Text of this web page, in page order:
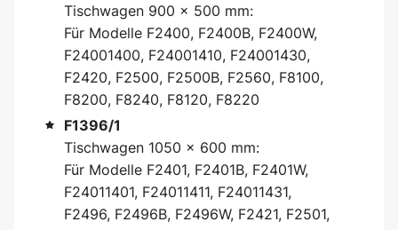
Tischwagen 900 x 500 mm:
Für Modelle F2400, F2400B, F2400W,
F24001400, F24001410, F24001430,
F2420, F2500, F2500B, F2560, F8100,
F8200, F8240, F8120, F8220
F1396/1
Tischwagen 1050 x 600 mm:
Für Modelle F2401, F2401B, F2401W,
F24011401, F24011411, F24011431,
F2496, F2496B, F2496W, F2421, F2501,